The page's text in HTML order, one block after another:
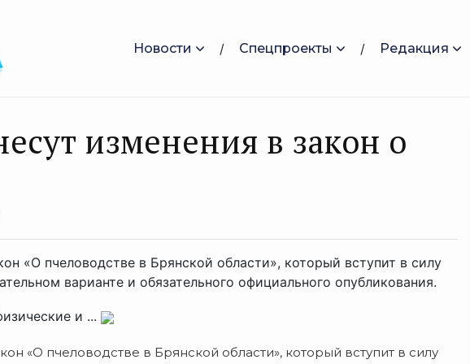
Новости Спецпроекты Редакция
изменения в закон о
«О пчеловодстве в Брянской области», который вступит в силу
варианте и обязательного официального опубликования.
и ...
«О пчеловодстве в Брянской области», который вступит в силу